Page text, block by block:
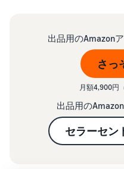
ログ
品サービス
公式が提供
するネット
Amazon出
品お役立ち
情報（ブロ
グ記事）を
出品用のAmazon
さっ
月額4,900円
出品用の
セラーセン